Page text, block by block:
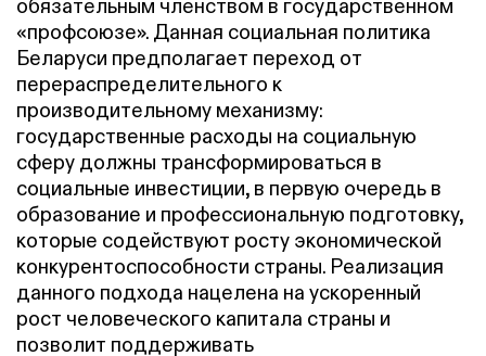
обязательным членством в государственном
«профсоюзе». Данная социальная политика
Беларуси предполагает переход от
перераспределительного к
производительному механизму:
государственные расходы на социальную
сферу должны трансформироваться в
социальные инвестиции, в первую очередь в
образование и профессиональную подготовку,
которые содействуют росту экономической
конкурентоспособности страны. Реализация
данного подхода нацелена на ускоренный
рост человеческого капитала страны и
позволит поддерживать